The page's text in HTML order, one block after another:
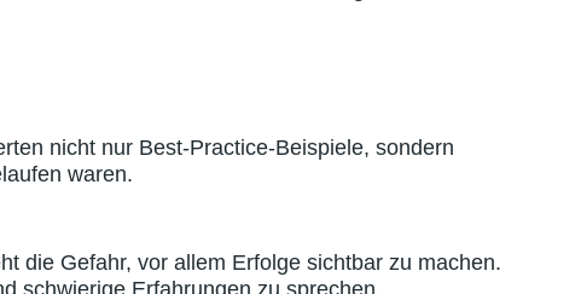
nicht nur Best-Practice-Beispiele, sondern
waren.
die Gefahr, vor allem Erfolge sichtbar zu machen.